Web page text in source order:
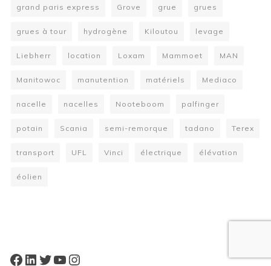
grand paris express Grove grue grues
grues à tour hydrogène Kiloutou levage
Liebherr location Loxam Mammoet MAN
Manitowoc manutention matériels Mediaco
nacelle nacelles Nooteboom palfinger
potain Scania semi-remorque tadano Terex
transport UFL Vinci électrique élévation
éolien
Facebook
LinkedIn
Twitter
YouTube
Instagram